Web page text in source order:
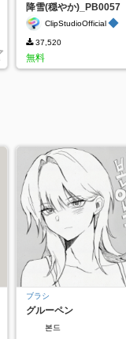
降雪(穏やか)_PB0057
ClipStudioOfficial◆
37,520
無料
ブラシ
グルーペン
본드